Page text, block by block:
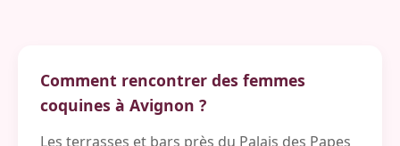
Comment rencontrer des femmes
coquines à Avignon ?
Les terrasses et bars près du Palais des Papes